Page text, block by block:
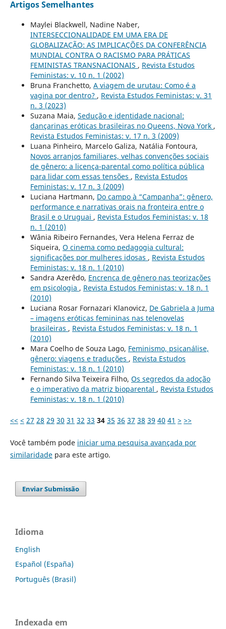
Artigos Semelhantes
Maylei Blackwell, Nadine Naber,
INTERSECCIONALIDADE EM UMA ERA DE
GLOBALIZAÇÃO: AS IMPLICAÇÕES DA CONFERÊNCIA
MUNDIAL CONTRA O RACISMO PARA PRÁTICAS
FEMINISTAS TRANSNACIONAIS , Revista Estudos
Feministas: v. 10 n. 1 (2002)
Bruna Franchetto, A viagem de urutau: Como é a
vagina por dentro? , Revista Estudos Feministas: v. 31
n. 3 (2023)
Suzana Maia, Sedução e identidade nacional:
dançarinas eróticas brasileiras no Queens, Nova York ,
Revista Estudos Feministas: v. 17 n. 3 (2009)
Luana Pinheiro, Marcelo Galiza, Natália Fontoura,
Novos arranjos familiares, velhas convenções sociais
de gênero: a licença-parental como política pública
para lidar com essas tensões , Revista Estudos
Feministas: v. 17 n. 3 (2009)
Luciana Hartmann, Do campo à “Campanha”: gênero,
performance e narrativas orais na fronteira entre o
Brasil e o Uruguai , Revista Estudos Feministas: v. 18
n. 1 (2010)
Wânia Ribeiro Fernandes, Vera Helena Ferraz de
Siqueira, O cinema como pedagogia cultural:
significações por mulheres idosas , Revista Estudos
Feministas: v. 18 n. 1 (2010)
Sandra Azerêdo, Encrenca de gênero nas teorizações
em psicologia , Revista Estudos Feministas: v. 18 n. 1
(2010)
Luciana Rosar Fornazari Klanovicz, De Gabriela a Juma
– imagens eróticas femininas nas telenovelas
brasileiras , Revista Estudos Feministas: v. 18 n. 1
(2010)
Mara Coelho de Souza Lago, Feminismo, psicanálise,
gênero: viagens e traduções , Revista Estudos
Feministas: v. 18 n. 1 (2010)
Fernando Silva Teixeira Filho, Os segredos da adoção
e o imperativo da matriz bioparental , Revista Estudos
Feministas: v. 18 n. 1 (2010)
<< < 27 28 29 30 31 32 33 34 35 36 37 38 39 40 41 > >>
Você também pode iniciar uma pesquisa avançada por
similaridadepara este artigo.
Enviar Submissão
Idioma
English
Español (España)
Português (Brasil)
Indexada em